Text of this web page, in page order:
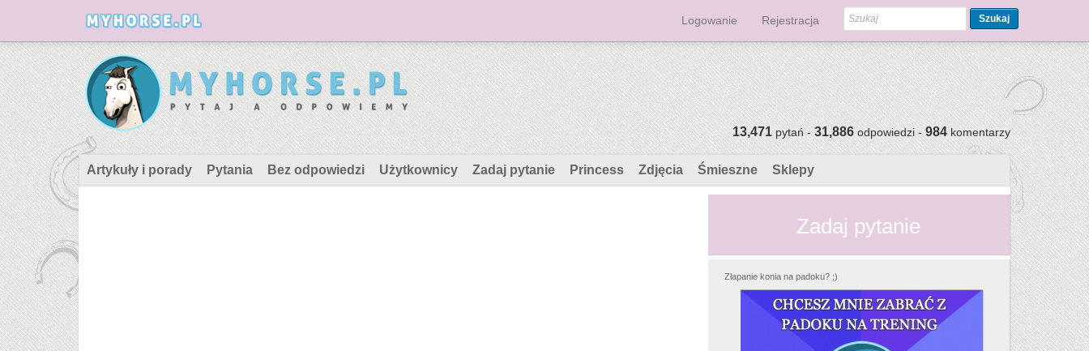
Logowanie Rejestracja Szukaj
13,471pytań -31,886odpowiedzi -984komentarzy
Artykuły i porady Pytania Bez odpowiedzi Użytkownicy Zadaj pytanie Princess Zdjęcia Śmieszne Sklepy
Zadaj pytanie
Złapanie konia na padoku? ;)